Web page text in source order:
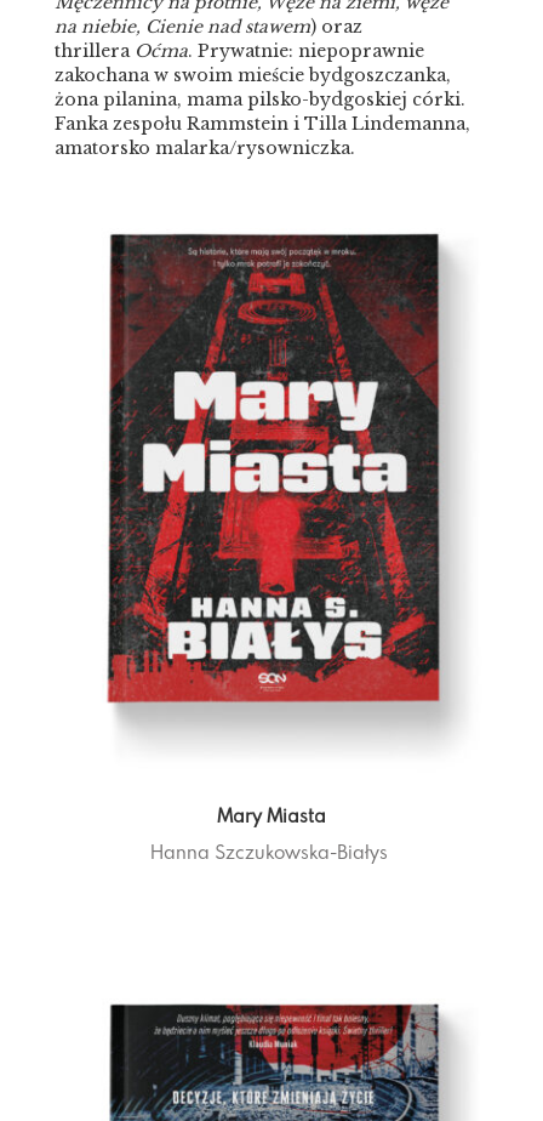
na niebie, Cienie nad stawem) oraz
thrillera Oćma. Prywatnie: niepoprawnie
zakochana w swoim mieście bydgoszczanka,
żona pilanina, mama pilsko-bydgoskiej córki.
Fanka zespołu Rammstein i Tilla Lindemanna,
amatorsko malarka/rysowniczka.
Mary Miasta
Hanna Szczukowska-Białys